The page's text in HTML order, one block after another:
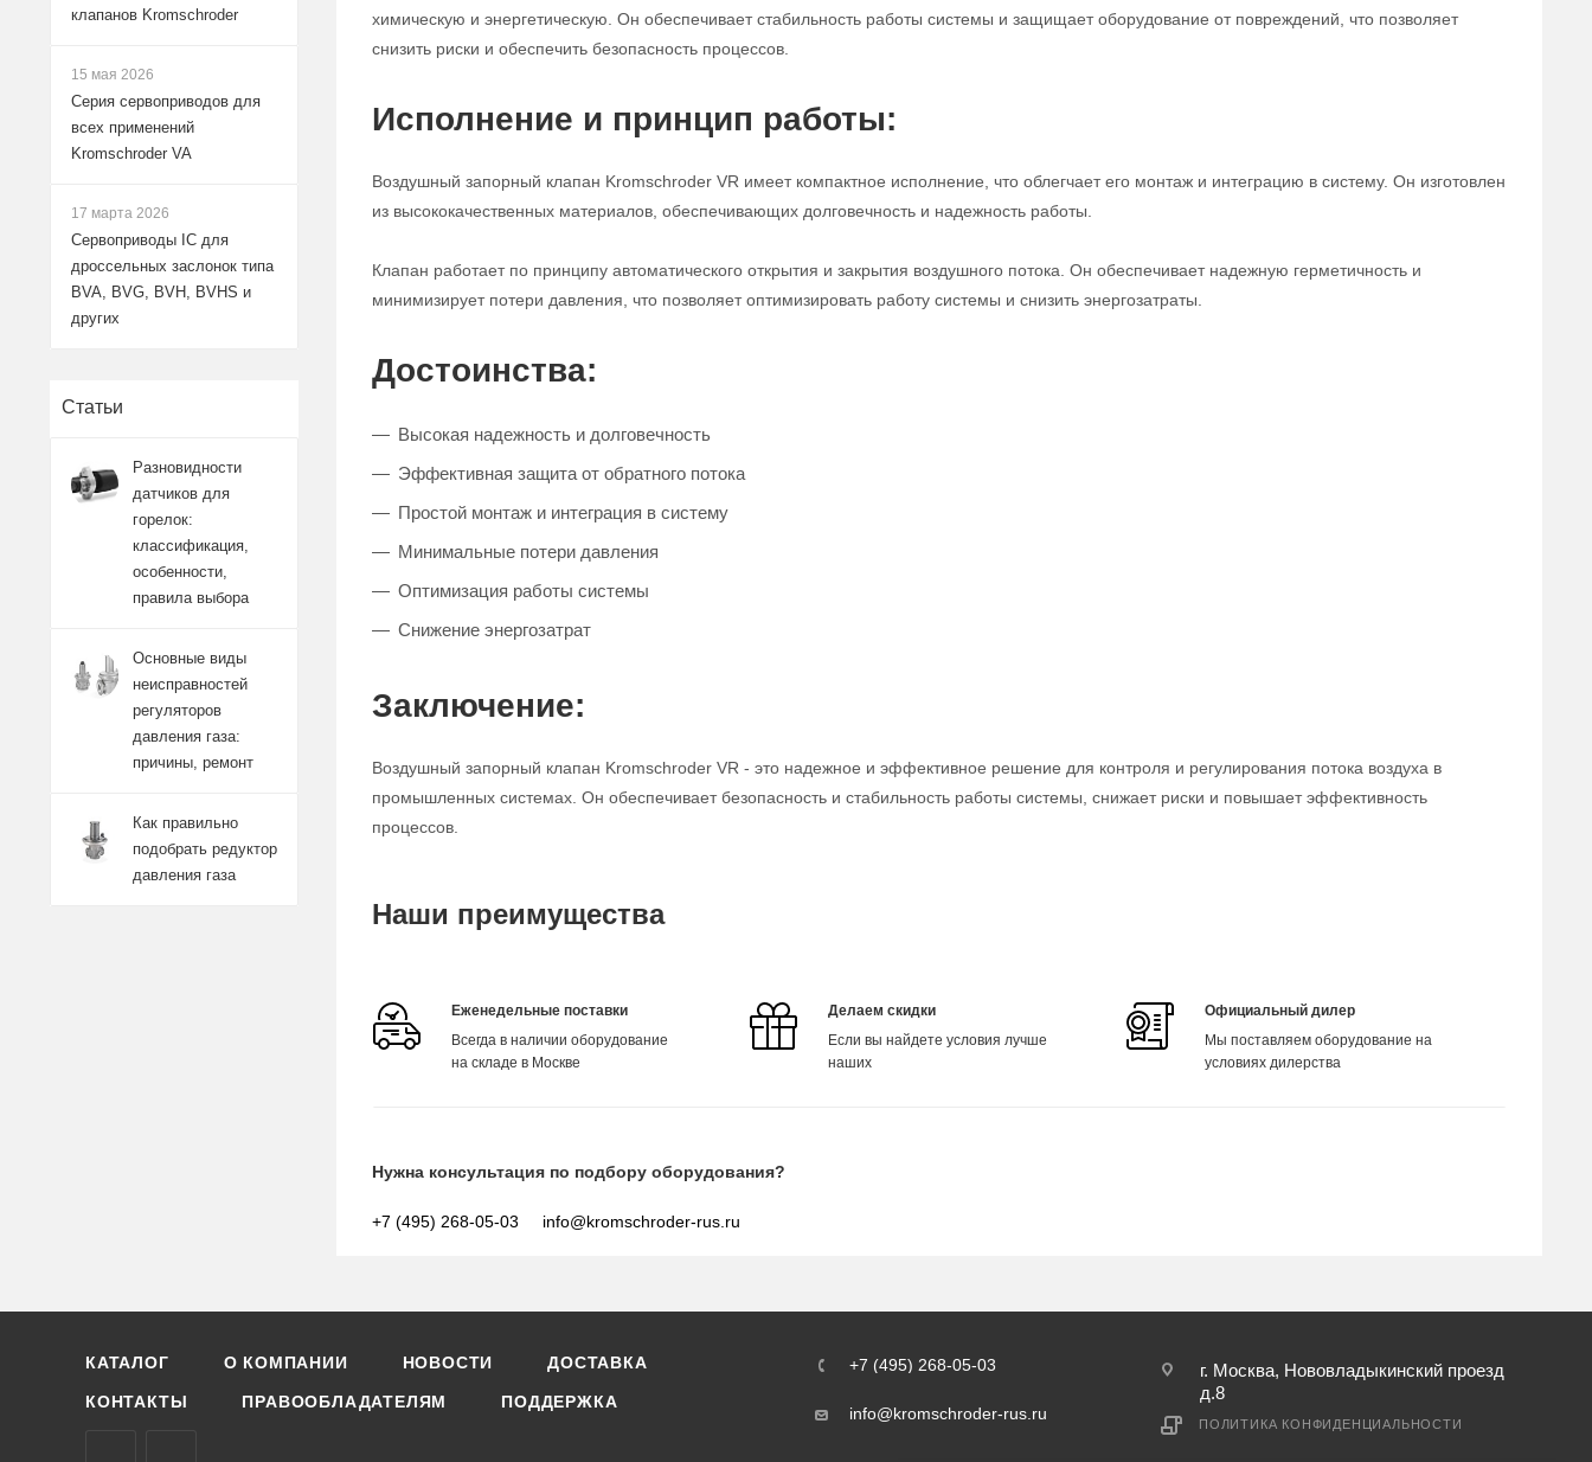
химическую и энергетическую. Он обеспечивает стабильность работы системы и защищает оборудование от повреждений, что позволяет
снизить риски и обеспечить безопасность процессов.
Исполнение и принцип работы:
Воздушный запорный клапан Kromschroder VR имеет компактное исполнение, что облегчает его монтаж и интеграцию в систему. Он изготовлен
из высококачественных материалов, обеспечивающих долговечность и надежность работы.
Клапан работает по принципу автоматического открытия и закрытия воздушного потока. Он обеспечивает надежную герметичность и
минимизирует потери давления, что позволяет оптимизировать работу системы и снизить энергозатраты.
Достоинства:
Высокая надежность и долговечность
Эффективная защита от обратного потока
Простой монтаж и интеграция в систему
Минимальные потери давления
Оптимизация работы системы
Снижение энергозатрат
Заключение:
Воздушный запорный клапан Kromschroder VR - это надежное и эффективное решение для контроля и регулирования потока воздуха в
промышленных системах. Он обеспечивает безопасность и стабильность работы системы, снижает риски и повышает эффективность
процессов.
Наши преимущества
Еженедельные поставки
Всегда в наличии оборудование
на складе в Москве
Делаем скидки
Если вы найдете условия лучше
наших
Официальный дилер
Мы поставляем оборудование на
условиях дилерства
Нужна консультация по подбору оборудования?
+7 (495) 268-05-03 info@kromschroder-rus.ru
клапанов Kromschroder
15 мая 2026
Серия сервоприводов для
всех применений
Kromschroder VA
17 марта 2026
Сервоприводы IC для
дроссельных заслонок типа
BVA, BVG, BVH, BVHS и
других
Статьи
Разновидности
датчиков для
горелок:
классификация,
особенности,
правила выбора
Основные виды
неисправностей
регуляторов
давления газа:
причины, ремонт
Как правильно
подобрать редуктор
давления газа
КАТАЛОГ О КОМПАНИИ НОВОСТИ ДОСТАВКА
КОНТАКТЫ ПРАВООБЛАДАТЕЛЯМ ПОДДЕРЖКА
+7 (495) 268-05-03
info@kromschroder-rus.ru
г. Москва, Нововладыкинский проезд
д.8
ПОЛИТИКА КОНФИДЕНЦИАЛЬНОСТИ